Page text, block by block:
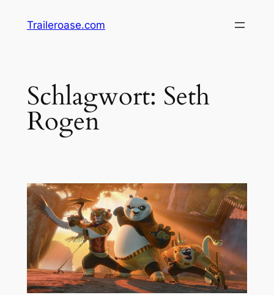
InhaltTraileroase.com
Schlagwort: Seth
Rogen